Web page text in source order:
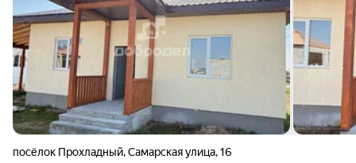
посёлок Прохладный,Самарская улица,16